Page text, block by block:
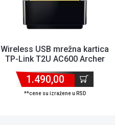
Wireless USB mrežna kartica
TP-Link T2U AC600 Archer
1.490,00
**cene su izražene u RSD